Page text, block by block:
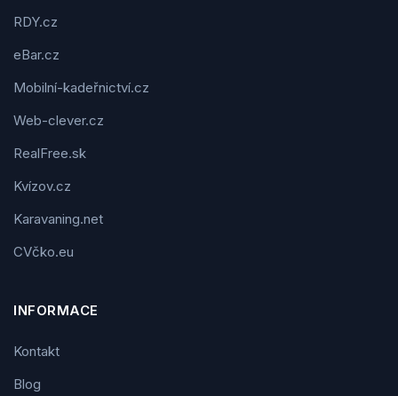
RDY.cz
eBar.cz
Mobilní-kadeřnictví.cz
Web-clever.cz
RealFree.sk
Kvízov.cz
Karavaning.net
CVčko.eu
INFORMACE
Kontakt
Blog